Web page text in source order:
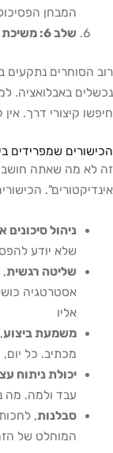
המבחן
שלב 6: משיכת רווחים ראשונה
נכשלים באבלואציה.
חיפשו קיצורי דרך. אין
הכישורים שמפרידים
זה לא מה שאתה
אינדיקטורים".
ניהול סיכונים
שלא יודע
שליטה רגשית,
אסטרטגיה
אליו
משמעת ביצוע
מכתיב. כל
יכולת ניתוח
עבד ולמה. מה
סבלנות,
המוחלט של